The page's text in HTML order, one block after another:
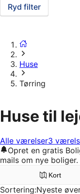
Ryd filter
Huse
Tørring
Huse til
Alle værelser3
Opret en gratis
mails om nye boliger.
Kort
Sortering:Nyeste